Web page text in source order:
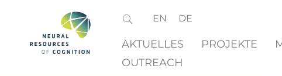
EN DE
AKTUELLES PROJEKTE
OUTREACH